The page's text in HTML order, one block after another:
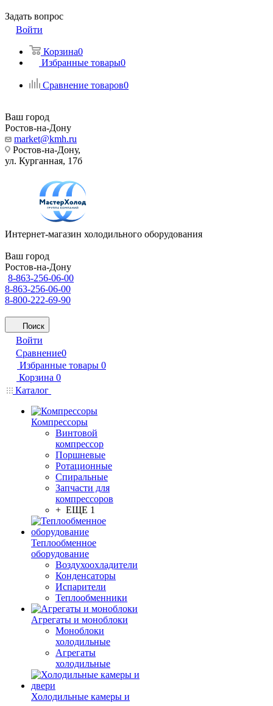
Задать вопрос
Войти
Корзина0
Избранные товары0
Сравнение товаров0
Ваш город
Ростов-на-Дону
market@kmh.ru
Ростов-на-Дону,
ул. Курганная, 17б
Интернет-магазин холодильного оборудования
Ваш город
Ростов-на-Дону
8-863-256-06-00
8-863-256-06-00
8-800-222-69-90
Поиск
Войти
Сравнение0
Избранные товары 0
Корзина 0
Каталог
Компрессоры
Винтовой
компрессор
Поршневые
Ротационные
Спиральные
Запчасти для
компрессоров
+ ЕЩЕ 1
Теплообменное
оборудование
Воздухоохладители
Конденсаторы
Испарители
Теплообменники
Агрегаты и моноблоки
Моноблоки
холодильные
Агрегаты
холодильные
Холодильные камеры и